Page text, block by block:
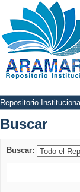
Buscar
Repositorio
Buscar
Buscar: